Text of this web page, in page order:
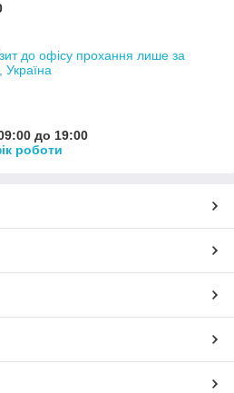
до офісу прохання лише за
Україна
до 19:00
роботи